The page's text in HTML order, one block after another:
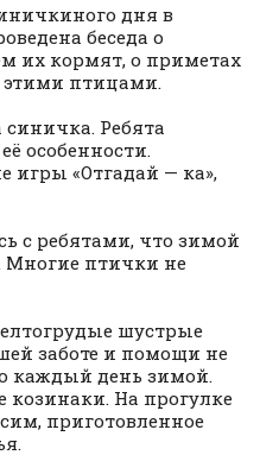
дня в
беседа о
их кормят, о приметах
этими птицами.
синичка. Ребята
особенности.
игры «Отгадай — ка»,
с ребятами, что зимой
Многие птички не
шустрые
заботе и помощи не
каждый день зимой.
козинаки. На прогулке
приготовленное